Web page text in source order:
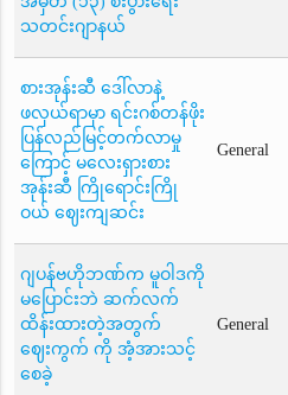
သတင်းဂျာနယ်
စားအုန်းဆီ ဒေါ်လာနဲ့
ဖလှယ်ရာမှာ ရင်းဂစ်တန်ဖိုး
ပြန်လည်မြင့်တက်လာမှု
ကြောင့် မလေးရှားစား
အုန်းဆီ ကြိုရောင်းကြို
ဝယ် ဈေးကျဆင်း
General
ဂျပန်ဗဟိုဘဏ်က မူဝါဒကို
မပြောင်းဘဲ ဆက်လက်
ထိန်းထားတဲ့အတွက်
ဈေးကွက် ကို အံ့အားသင့်
စေခဲ့
General